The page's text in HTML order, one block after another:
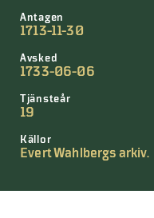
Antagen
1713-11-30
Avsked
1733-06-06
Tjänsteår
19
Källor
Evert Wahlbergs arkiv.